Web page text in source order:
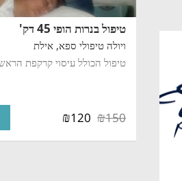
טיפול בנרות הופי 45 דק'
ויולה טיפולי ספא, אילת
טיפול הכולל עיסוי קרקפת
₪150
₪120